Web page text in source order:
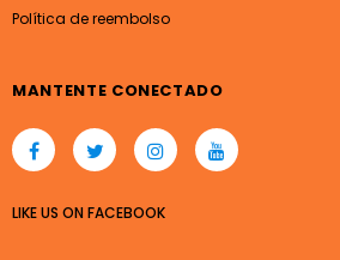
Política de reembolso
MANTENTE CONECTADO
LIKE US ONFACEBOOK